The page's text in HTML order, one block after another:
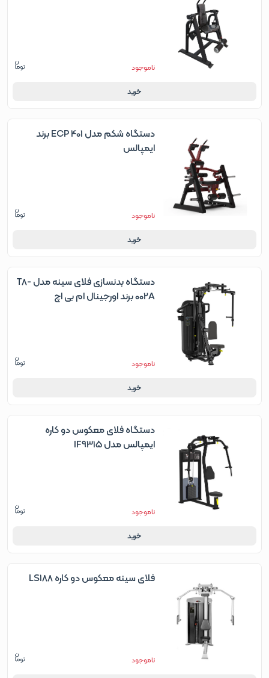
ناموجود
خرید
دستگاه شکم مدل ECP 401 برند
ایمپالس
ناموجود
خرید
دستگاه بدنسازی فلای سینه مدل T8-
002A برند اورجینال ام بی اچ
ناموجود
خرید
دستگاه فلای معکوس دو کاره
ایمپالس مدل IF9315
ناموجود
خرید
فلای سینه معکوس دو کاره LS188
ناموجود